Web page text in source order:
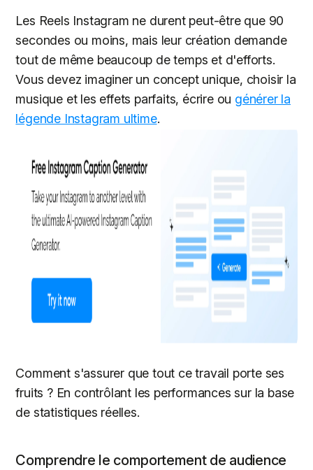
Les Reels Instagram ne durent peut-être que 90
secondes ou moins, mais leur création demande
tout de même beaucoup de temps et d'efforts.
Vous devez imaginer un concept unique, choisir la
musique et les effets parfaits, écrire ou générer la
légende Instagram ultime.
Comment s'assurer que tout ce travail porte ses
fruits ? En contrôlant les performances sur la base
de statistiques réelles.
Comprendre le comportement de audience